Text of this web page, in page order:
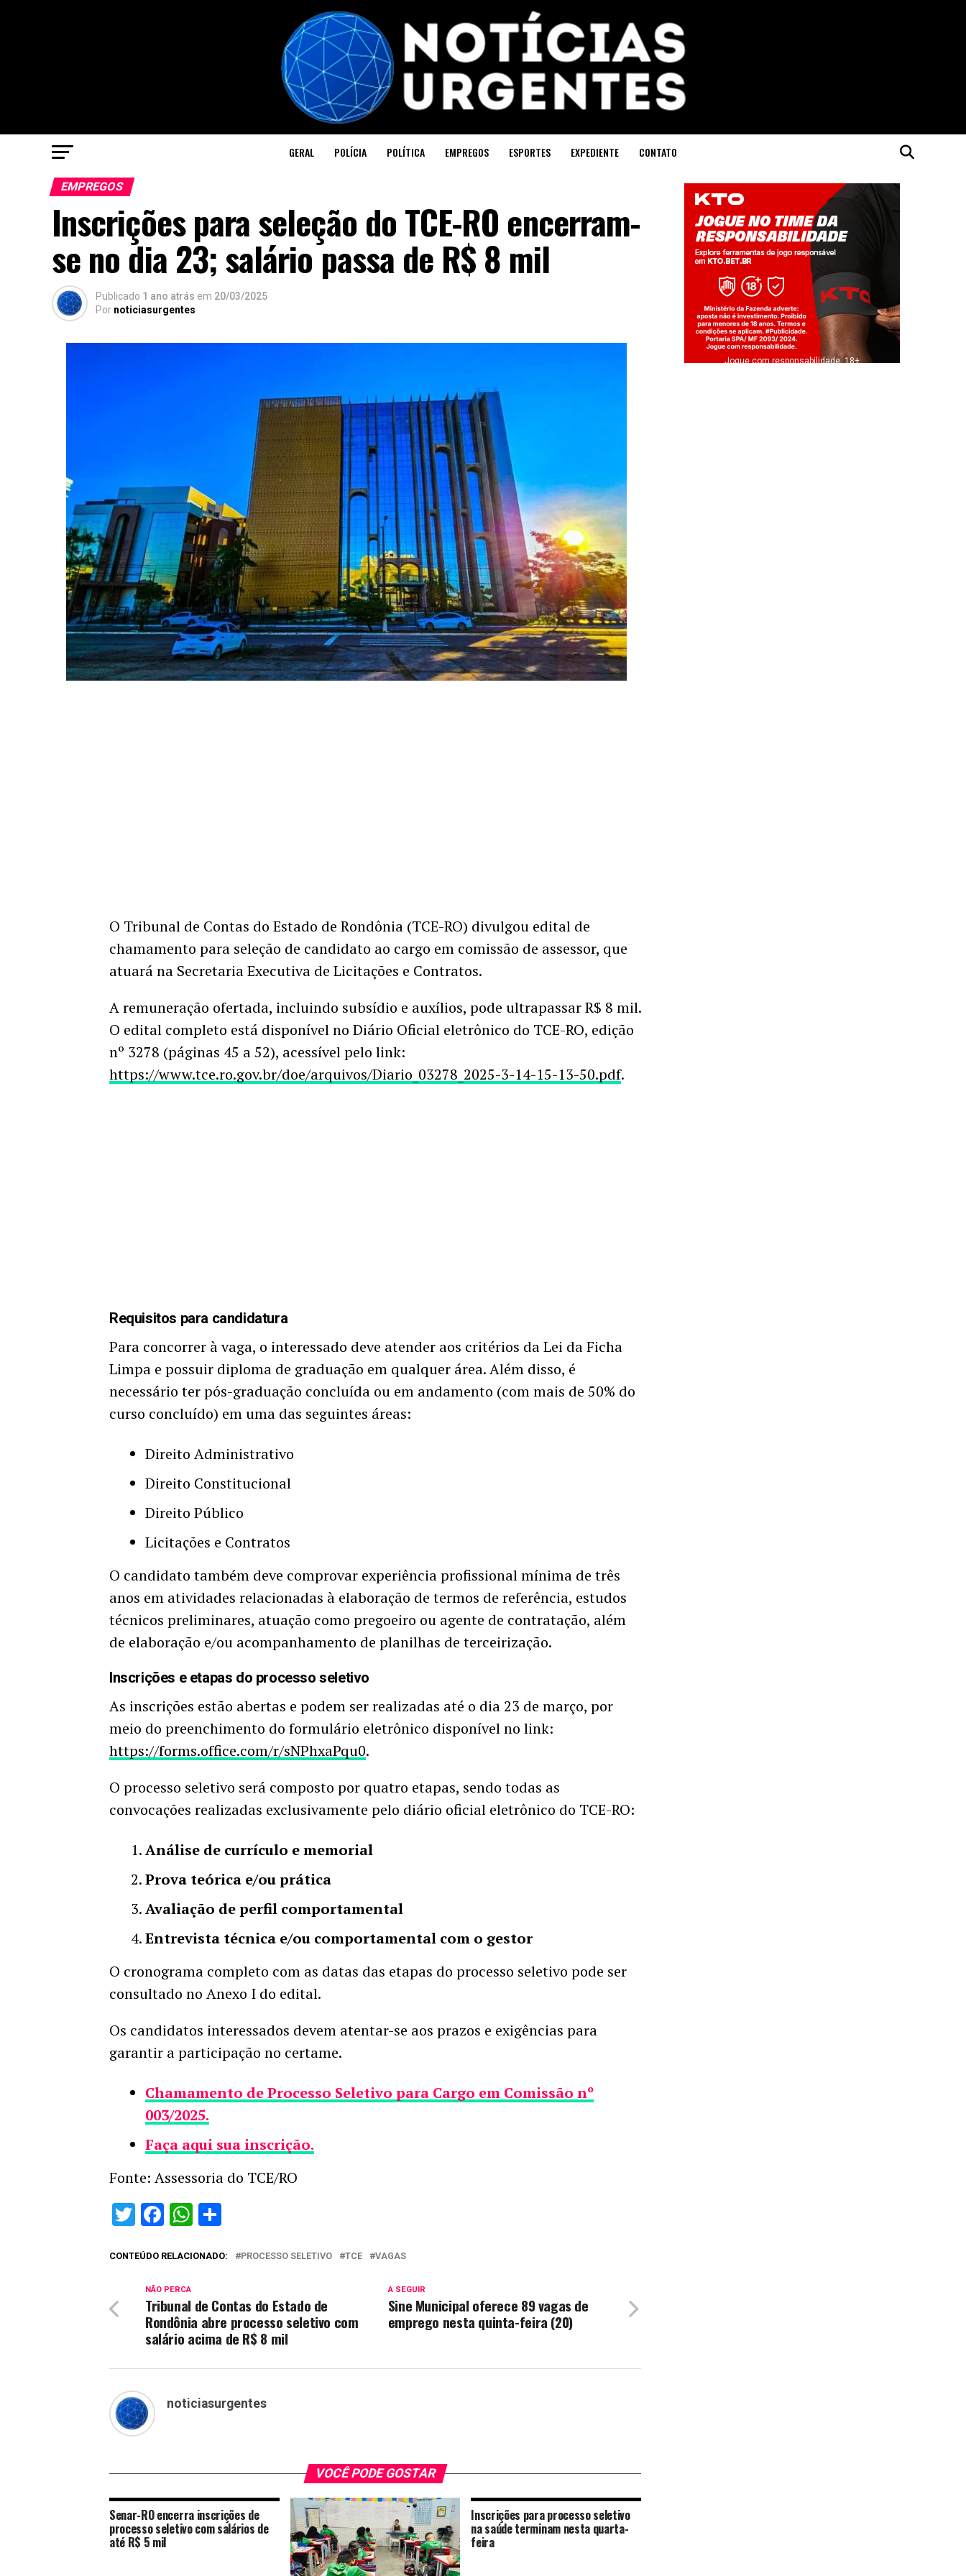
GERAL POLÍCIA POLÍTICA EMPREGOS ESPORTES EXPEDIENTE CONTATO
EMPREGOS
Inscrições para seleção do TCE-RO encerram-
se no dia 23; salário passa de R$ 8 mil
Publicado 1 ano atrás em 20/03/2025
Por noticiasurgentes
O Tribunal de Contas do Estado de Rondônia (TCE-RO) divulgou edital de
chamamento para seleção de candidato ao cargo em comissão de assessor, que
atuará na Secretaria Executiva de Licitações e Contratos.
A remuneração ofertada, incluindo subsídio e auxílios, pode ultrapassar R$ 8 mil.
O edital completo está disponível no Diário Oficial eletrônico do TCE-RO, edição
nº 3278 (páginas 45 a 52), acessível pelo link:
https://www.tce.ro.gov.br/doe/arquivos/Diario_03278_2025-3-14-15-13-50.pdf.
Requisitos para candidatura
Para concorrer à vaga, o interessado deve atender aos critérios da Lei da Ficha
Limpa e possuir diploma de graduação em qualquer área. Além disso, é
necessário ter pós-graduação concluída ou em andamento (com mais de 50% do
curso concluído) em uma das seguintes áreas:
Direito Administrativo
Direito Constitucional
Direito Público
Licitações e Contratos
O candidato também deve comprovar experiência profissional mínima de três
anos em atividades relacionadas à elaboração de termos de referência, estudos
técnicos preliminares, atuação como pregoeiro ou agente de contratação, além
de elaboração e/ou acompanhamento de planilhas de terceirização.
Inscrições e etapas do processo seletivo
As inscrições estão abertas e podem ser realizadas até o dia 23 de março, por
meio do preenchimento do formulário eletrônico disponível no link:
https://forms.office.com/r/sNPhxaPqu0.
O processo seletivo será composto por quatro etapas, sendo todas as
convocações realizadas exclusivamente pelo diário oficial eletrônico do TCE-RO:
Análise de currículo e memorial
Prova teórica e/ou prática
Avaliação de perfil comportamental
Entrevista técnica e/ou comportamental com o gestor
O cronograma completo com as datas das etapas do processo seletivo pode ser
consultado no Anexo I do edital.
Os candidatos interessados devem atentar-se aos prazos e exigências para
garantir a participação no certame.
Chamamento de Processo Seletivo para Cargo em Comissão nº
003/2025.
Faça aqui sua inscrição.
Fonte: Assessoria do TCE/RO
Twitter
Facebook
WhatsApp
CONTEÚDO RELACIONADO: PROCESSO SELETIVO TCE VAGAS
A SEGUIR
Sine Municipal oferece 89 vagas de
emprego nesta quinta-feira (20)
NÃO PERCA
Tribunal de Contas do Estado de
Rondônia abre processo seletivo com
salário acima de R$ 8 mil
noticiasurgentes
VOCÊ PODE GOSTAR
Senar-RO encerra inscrições de
processo seletivo com salários de
até R$ 5 mil
Inscrições para processo seletivo
na saúde terminam nesta quarta-
feira
Jogue com responsabilidade. 18+